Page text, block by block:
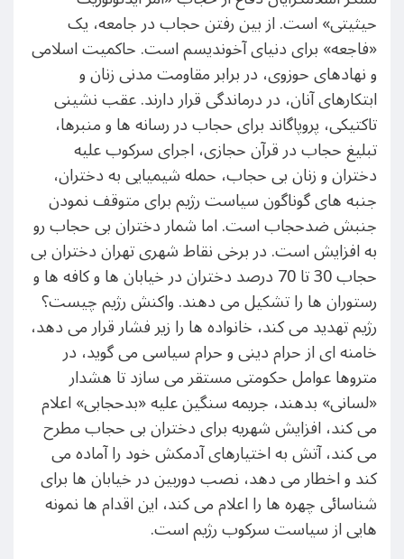
حیثیتی» است. از بین رفتن حجاب در جامعه، یک
«فاجعه» برای دنیای آخوندیسم است. حاکمیت اسلامی
و نهادهای حوزوی، در برابر مقاومت مدنی زنان و
ابتکارهای آنان، در درماندگی قرار دارند. عقب نشینی
تاکتیکی، پروپاگاند برای حجاب در رسانه ها و منبرها،
تبلیغ حجاب در قرآن حجازی، اجرای سرکوب علیه
دختران و زنان بی حجاب، حمله شیمیایی به دختران،
جنبه های گوناگون سیاست رژیم برای متوقف نمودن
جنبش ضدحجاب است. اما شمار دختران بی حجاب رو
به افزایش است. در برخی نقاط شهری تهران دختران بی
حجاب 30 تا 70 درصد دختران در خیابان ها و کافه ها و
رستوران ها را تشکیل می دهند. واکنش رژیم چیست؟
رژیم تهدید می کند، خانواده ها را زیر فشار قرار می دهد،
خامنه ای از حرام دینی و حرام سیاسی می گوید، در
متروها عوامل حکومتی مستقر می سازد تا هشدار
«لسانی» بدهند، جریمه سنگین علیه «بدحجابی» اعلام
می کند، افزایش شهریه برای دختران بی حجاب مطرح
می کند، آتش به اختیارهای آدمکش خود را آماده می
کند و اخطار می دهد، نصب دوربین در خیابان ها برای
شناسائی چهره ها را اعلام می کند، این اقدام ها نمونه
هایی از سیاست سرکوب رژیم است.